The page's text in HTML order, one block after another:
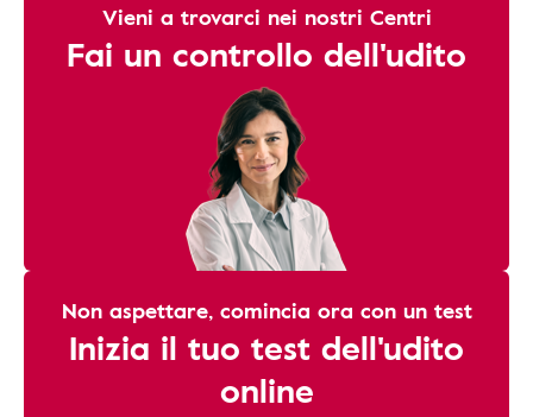
Vieni a trovarci nei nostri Centri
Fai un controllo dell'udito
Non aspettare, comincia ora con un test
Inizia il tuo test dell'udito
online